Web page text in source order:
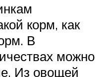
корм, как
В
можно
Из овощей